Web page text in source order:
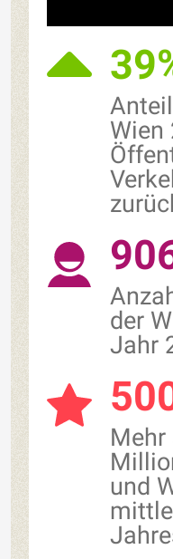
Wien
der
Jahr
Mehr
und